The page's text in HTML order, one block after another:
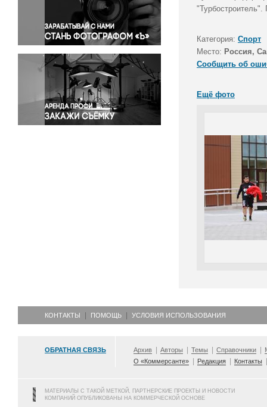
Правосудие
Происшествия и конфликты
Религия
Светская жизнь
Спорт
Экология
Экономика и бизнес
Категория: Спорт
Место: Россия,
Сообщить об
Ещё фото
КОНТАКТЫ ПОМОЩЬ УСЛОВИЯ ИСПОЛЬЗОВАНИЯ
ОБРАТНАЯ СВЯЗЬ Архив Авторы Темы Справочники
О «Коммерсанте»
Редакция Контакты
МАТЕРИАЛЫ С ТАКОЙ МЕТКОЙ, ПАРТНЕРСКИЕ ПРОЕКТЫ И НОВОСТИ
КОМПАНИЙ ОПУБЛИКОВАНЫ НА КОММЕРЧЕСКОЙ ОСНОВЕ